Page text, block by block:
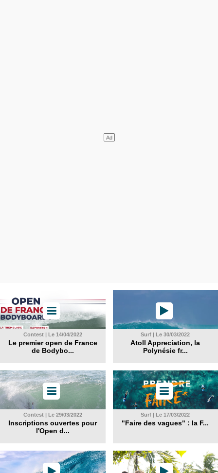
Contest | Le 14/04/2022
Le premier open de France
de Bodybo...
Surf | Le 30/03/2022
Atoll Appreciation, la
Polynésie fr...
Contest | Le 29/03/2022
Inscriptions ouvertes pour
l'Open d...
Surf | Le 17/03/2022
"Faire des vagues" : la F...